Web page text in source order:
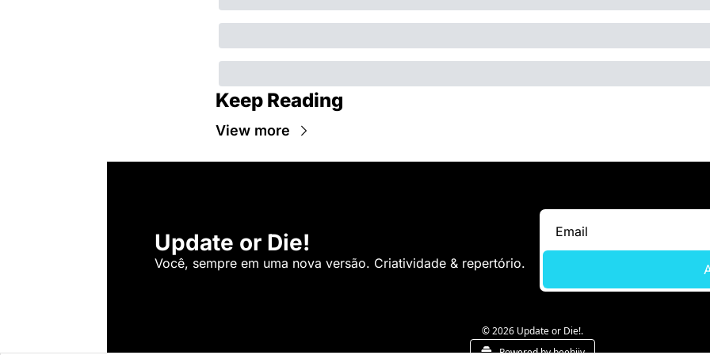
Keep Reading
View more
Update or Die!
Você, sempre em uma nova versão. Criatividade & repertório.
© 2026 Update or Die!.
Powered by beehiiv